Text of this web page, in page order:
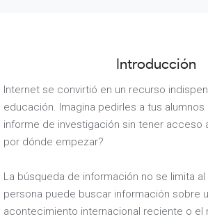
Introducción
Internet se convirtió en un recurso
educación. Imagina pedirles a tus
informe de investigación sin tener acceso
por dónde empezar?
La búsqueda de información no se limita al
persona puede buscar información sobre
acontecimiento internacional reciente o el